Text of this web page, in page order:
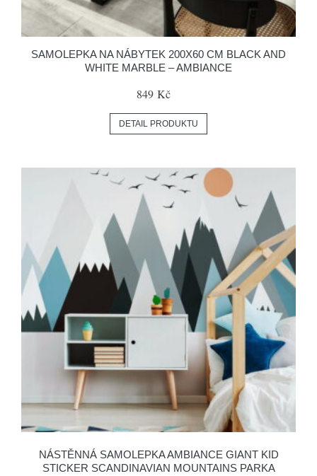
SAMOLEPKA NA NÁBYTEK 200X60 CM BLACK AND
WHITE MARBLE – AMBIANCE
849 Kč
DETAIL PRODUKTU
NÁSTĚNNÁ SAMOLEPKA AMBIANCE GIANT KID
STICKER SCANDINAVIAN MOUNTAINS PARKA